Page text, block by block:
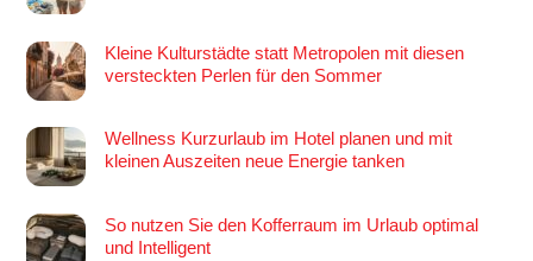
Kleine Kulturstädte statt Metropolen mit diesen
versteckten Perlen für den Sommer
Wellness Kurzurlaub im Hotel planen und mit
kleinen Auszeiten neue Energie tanken
So nutzen Sie den Kofferraum im Urlaub optimal
und Intelligent